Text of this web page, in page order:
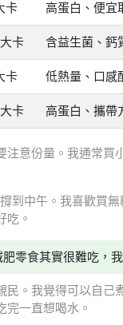
卡 高蛋白、便宜
卡 含益生菌、鈣
卡 低熱量、口感
卡 高蛋白、攜帶
注意份量。我通常
到中午。我喜歡買
吃。
零食其實很難吃，
民。我覺得可以自
完一直想喝水。